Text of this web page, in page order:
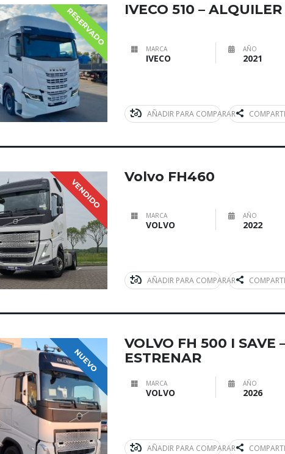
RESERVADO IVECO 510 –
MARCA
IVECO
AÑO
2021
AÑADIR PARA COMPARAR
VENDIDO
Volvo FH460
MARCA
VOLVO
AÑO
2022
AÑADIR PARA COMPARAR
NUEVO
VOLVO FH 500 I SAVE
ESTRENAR
MARCA
VOLVO
AÑO
2026
AÑADIR PARA COMPARAR